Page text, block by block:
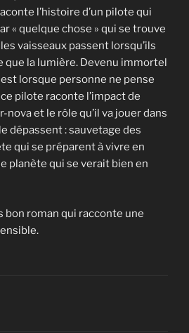
l’histoire d’un pilote qui
« quelque chose » qui se trouve
vaisseaux passent lorsqu’ils
que la lumière. Devenu immortel
lorsque personne ne pense
pilote raconte l’impact de
nova et le rôle qu’il va jouer dans
dépassent : sauvetage des
qui se préparent à vivre en
planète qui se verait bien en
bon roman qui racconte une